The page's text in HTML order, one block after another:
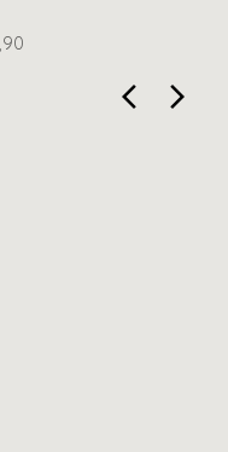
arrow_back_ios_new